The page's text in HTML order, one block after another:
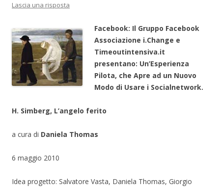
Lascia una risposta
Facebook: Il Gruppo Facebook
Associazione i.Change e
Timeoutintensiva.it
presentano: Un’Esperienza
Pilota, che Apre ad un Nuovo
Modo di Usare i Socialnetwork.
H. Simberg, L’angelo ferito
a cura di Daniela Thomas
6 maggio 2010
Idea progetto: Salvatore Vasta, Daniela Thomas, Giorgio